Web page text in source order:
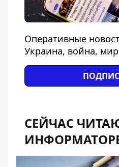
Оперативные
Украина, война, мир
СЕЙЧАС